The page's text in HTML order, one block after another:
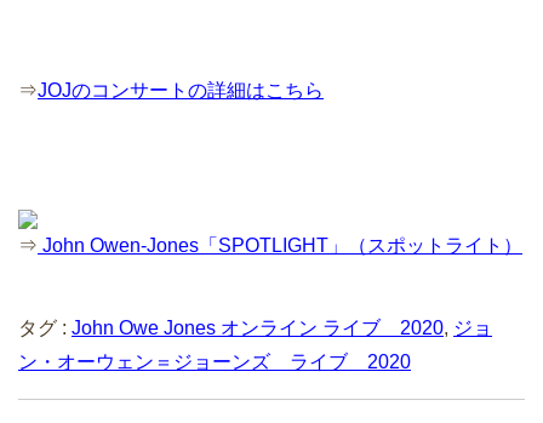
⇒JOJのコンサートの詳細はこちら
⇒ John Owen-Jones「SPOTLIGHT」（スポットライト）
タグ : John Owe Jones オンライン ライブ 2020, ジョ
ン・オーウェン＝ジョーンズ ライブ 2020